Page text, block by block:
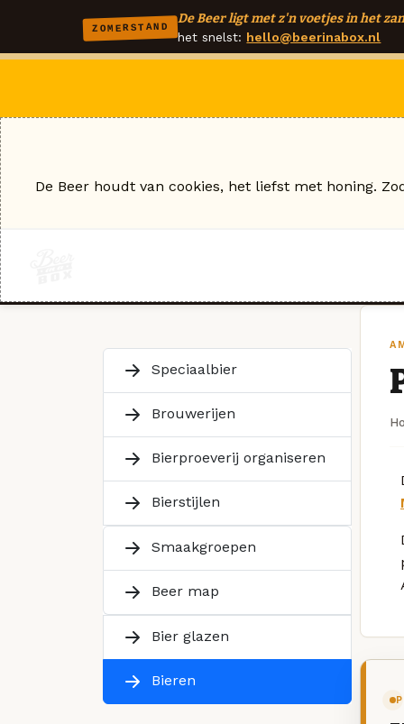
ZOMERSTAND
De Beer ligt met z'n voetjes in het
het snelst: hello@beerinabox.nl
Speciaalbier
Brouwerijen
Bierproeverij organiseren
Bierstijlen
Smaakgroepen
Beer map
Bier glazen
Bieren
De Beer houdt van cookies, het liefst met honing.